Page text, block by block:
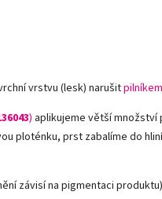
vrstvu (lesk) narušit
) aplikujeme větší množství
ploténku, prst zabalíme do
závisí na pigmentaci